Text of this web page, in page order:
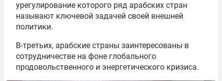
урегулирование которого ряд арабских стран
называют ключевой задачей своей внешней
политики.
В-третьих, арабские страны заинтересованы в
сотрудничестве на фоне глобального
продовольственного и энергетического кризиса.